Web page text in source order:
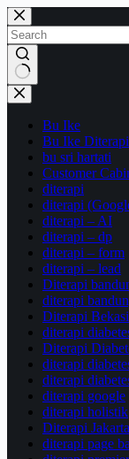
Skip
to
content
No
results
Bu Ike
Bu Ike
bu sri hartati
Customer
diterapi
diterapi
diterapi – AI
diterapi – dp
diterapi – form
diterapi – lead
Diterapi
diterapi
Diterapi Bekasi
diterapi
Diterapi
diterapi
diterapi
diterapi google
diterapi holistik
Diterapi Jakarta
diterapi page